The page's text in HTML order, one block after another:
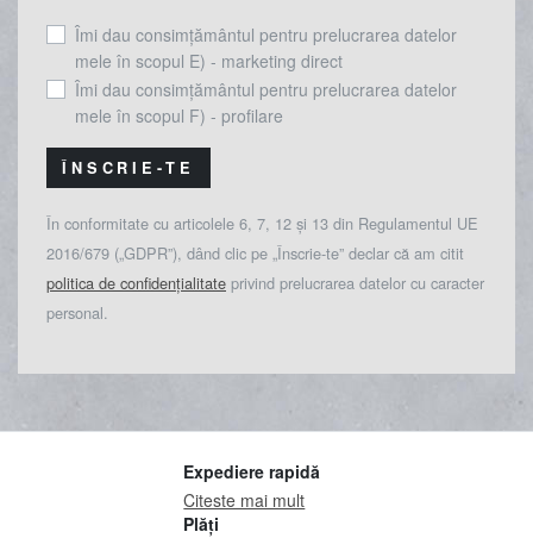
Îmi dau consimțământul pentru prelucrarea datelor
mele în scopul E) - marketing direct
Îmi dau consimțământul pentru prelucrarea datelor
mele în scopul F) - profilare
ÎNSCRIE-TE
În conformitate cu articolele 6, 7, 12 și 13 din Regulamentul UE
2016/679 („GDPR”), dând clic pe „Înscrie-te” declar că am citit
politica de confidențialitate privind prelucrarea datelor cu caracter
personal.
Expediere rapidă
Citeste mai mult
Plăți